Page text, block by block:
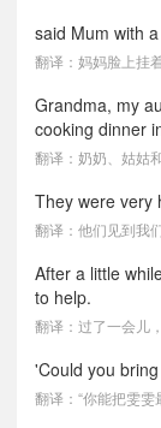
said Mum with
翻译：妈妈脸上挂
Grandma, my
cooking dinner
翻译：奶奶、姑姑
They were very
翻译：他们见到我
After a little
to help.
翻译：过了一会儿
'Could you
翻译：“你能把雯